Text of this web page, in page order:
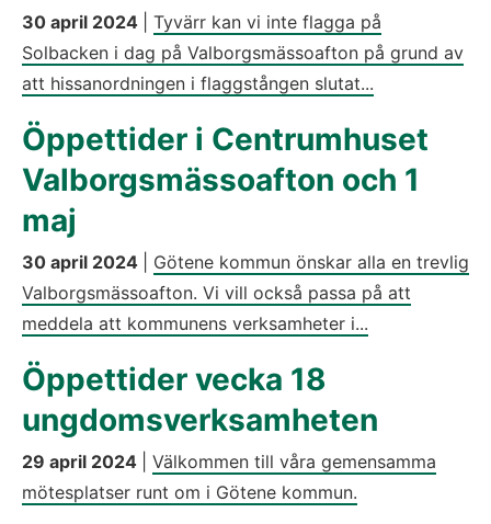
30 april 2024
Tyvärr kan vi inte flagga på
Solbacken i dag på Valborgsmässoafton på grund av
att hissanordningen i flaggstången slutat...
Öppettider i Centrumhuset
Valborgsmässoafton och 1
maj
30 april 2024
Götene kommun önskar alla en trevlig
Valborgsmässoafton. Vi vill också passa på att
meddela att kommunens verksamheter i...
Öppettider vecka 18
ungdomsverksamheten
29 april 2024
Välkommen till våra gemensamma
mötesplatser runt om i Götene kommun.